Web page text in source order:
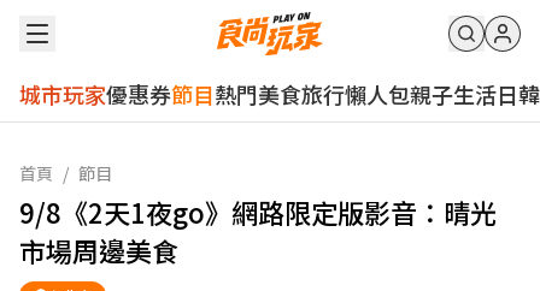
城市玩家優惠券節目熱門美食旅行懶人包親子生活日韓
首頁 / 節目
9/8《2天1夜go》網路限定版影音：晴光
市場周邊美食